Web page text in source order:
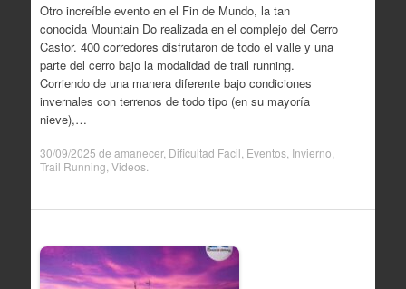
Otro increíble evento en el Fin de Mundo, la tan
conocida Mountain Do realizada en el complejo del Cerro
Castor. 400 corredores disfrutaron de todo el valle y una
parte del cerro bajo la modalidad de trail running.
Corriendo de una manera diferente bajo condiciones
invernales con terrenos de todo tipo (en su mayoría
nieve),…
30/09/2025 de amanecer, Dificultad Facil Eventos, Invierno
Trail Running Videos.